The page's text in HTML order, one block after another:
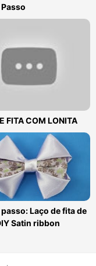
FITA COM LONITA
Laço de fita de
Satin ribbon